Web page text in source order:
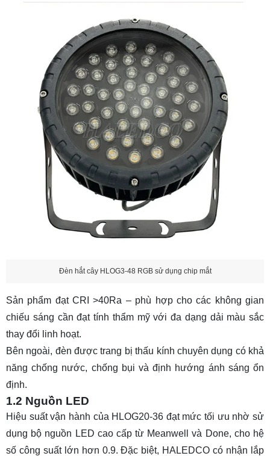
Đèn hắt cây HLOG3-48 RGB sử dụng chip mắt
Sản phẩm đạt CRI >40Ra – phù hợp cho các không gian
chiếu sáng cần đạt tính thẩm mỹ với đa dạng dải màu sắc
thay đổi linh hoạt.
Bên ngoài, đèn được trang bị thấu kính chuyên dụng có khả
năng chống nước, chống bụi và định hướng ánh sáng ổn
định.
1.2 Nguồn LED
Hiệu suất vận hành của HLOG20-36 đạt mức tối ưu nhờ sử
dụng bộ nguồn LED cao cấp từ Meanwell và Done, cho hệ
số công suất lớn hơn 0.9. Đặc biệt, HALEDCO có nhận lắp